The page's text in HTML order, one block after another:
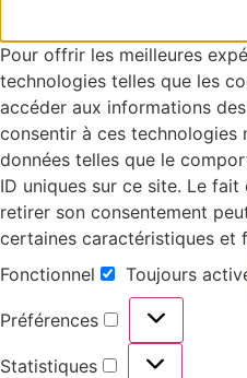
Pour offrir les meilleures
technologies telles que les
accéder aux informations
consentir à ces
données telles que le
ID uniques sur ce site. Le
retirer son consentement
certaines caractéristiques et
Fonctionnel
Toujours
Préférences
Statistiques